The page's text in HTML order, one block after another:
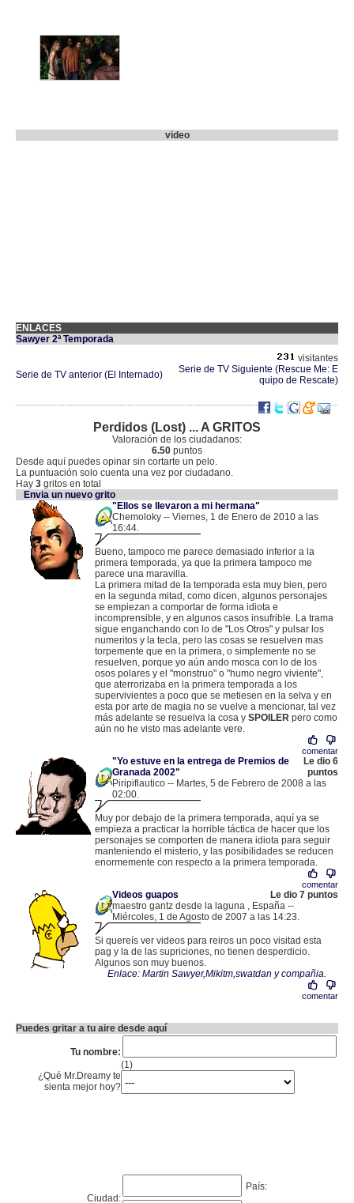
video
ENLACES
Sawyer 2ª Temporada
visitantes
Serie de TV anterior (El Internado)
Serie de TV Siguiente (Rescue Me: E
quipo de Rescate)
Perdidos (Lost) ... A GRITOS
Valoración de los ciudadanos:
6.50 puntos
Desde aquí puedes opinar sin cortarte un pelo.
La puntuación solo cuenta una vez por ciudadano.
Hay 3 gritos en total
Envia un nuevo grito
"Ellos se llevaron a mi hermana"
Chemoloky -- Viernes, 1 de Enero de 2010 a las
16:44.
Bueno, tampoco me parece demasiado inferior a la
primera temporada, ya que la primera tampoco me
parece una maravilla.
La primera mitad de la temporada esta muy bien, pero
en la segunda mitad, como dicen, algunos personajes
se empiezan a comportar de forma idiota e
incomprensible, y en algunos casos insufrible. La trama
sigue enganchando con lo de "Los Otros" y pulsar los
numeritos y la tecla, pero las cosas se resuelven mas
torpemente que en la primera, o simplemente no se
resuelven, porque yo aún ando mosca con lo de los
osos polares y el "monstruo" o "humo negro viviente",
que aterrorizaba en la primera temporada a los
supervivientes a poco que se metiesen en la selva y en
esta por arte de magia no se vuelve a mencionar, tal vez
más adelante se resuelva la cosa y SPOILER pero como
aún no he visto mas adelante vere.
comentar
"Yo estuve en la entrega de Premios de
Granada 2002"
Le dio 6
puntos
Piripiflautico -- Martes, 5 de Febrero de 2008 a las
02:00.
Muy por debajo de la primera temporada, aquí ya se
empieza a practicar la horrible táctica de hacer que los
personajes se comporten de manera idiota para seguir
manteniendo el misterio, y las posibilidades se reducen
enormemente con respecto a la primera temporada.
comentar
Videos guapos
Le dio 7 puntos
maestro gantz desde la laguna , España --
Miércoles, 1 de Agosto de 2007 a las 14:23.
Si quereís ver videos para reiros un poco visitad esta
pag y la de las supriciones, no tienen desperdicio.
Algunos son muy buenos.
Enlace: Martin Sawyer,Mikitm,swatdan y compañia.
comentar
Puedes gritar a tu aire desde aquí
Tu nombre:
(1)
¿Qué Mr.Dreamy te
sienta mejor hoy?
Ciudad:
País: